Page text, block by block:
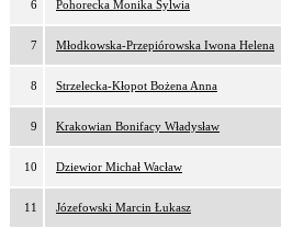
6 Pohorecka Monika Sylwia
7 Młodkowska-Przepiórowska Iwona Helena
8 Strzelecka-Kłopot Bożena Anna
9 Krakowian Bonifacy Władysław
10 Dziewior Michał Wacław
11 Józefowski Marcin Łukasz